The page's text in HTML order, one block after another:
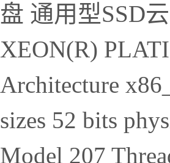
盘 通用型SSD
XEON(R)
Architecture
sizes 52 bits
Model 207